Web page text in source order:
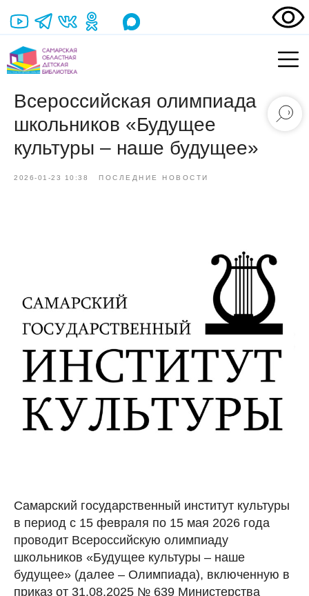
Всероссийская олимпиада
школьников «Будущее
культуры – наше будущее»
2026-01-23 10:38 ПОСЛЕДНИЕ НОВОСТИ
Самарский государственный институт культуры
в период с 15 февраля по 15 мая 2026 года
проводит Всероссийскую олимпиаду
школьников «Будущее культуры – наше
будущее» (далее – Олимпиада), включенную в
приказ от 31.08.2025 № 639 Министерства